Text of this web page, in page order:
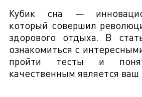
Кубик сна —
который совершил
здорового отдыха. В
ознакомиться с
пройти тесты и
качественным является